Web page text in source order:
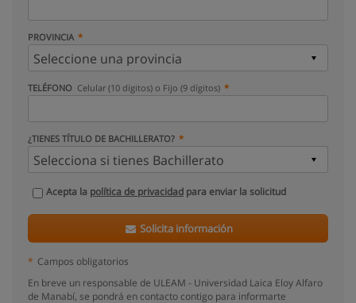
PROVINCIA
TELÉFONO Celular (10 dígitos) o Fijo (9 dígitos)
¿TIENES TÍTULO DE BACHILLERATO?
Acepta la política de privacidad para enviar la solicitud
Solicita información
* Campos obligatorios
En breve un responsable de ULEAM - Universidad Laica Eloy Alfaro
de Manabí, se pondrá en contacto contigo para informarte